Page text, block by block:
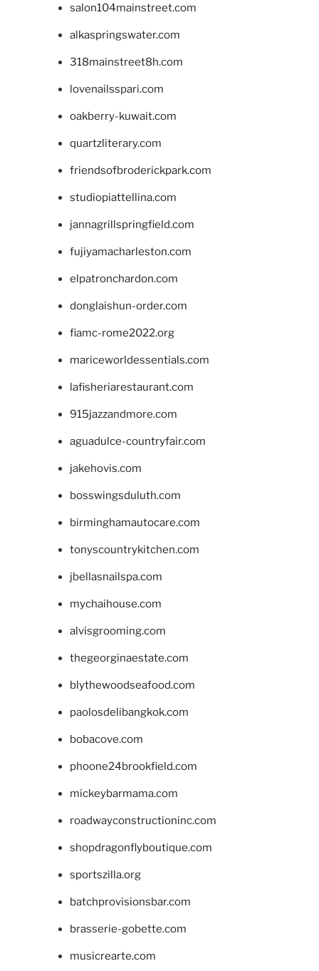
salon104mainstreet.com
alkaspringswater.com
318mainstreet8h.com
lovenailsspari.com
oakberry-kuwait.com
quartzliterary.com
friendsofbroderickpark.com
studiopiattellina.com
jannagrillspringfield.com
fujiyamacharleston.com
elpatronchardon.com
donglaishun-order.com
fiamc-rome2022.org
mariceworldessentials.com
lafisheriarestaurant.com
915jazzandmore.com
aguadulce-countryfair.com
jakehovis.com
bosswingsduluth.com
birminghamautocare.com
tonyscountrykitchen.com
jbellasnailspa.com
mychaihouse.com
alvisgrooming.com
thegeorginaestate.com
blythewoodseafood.com
paolosdelibangkok.com
bobacove.com
phoone24brookfield.com
mickeybarmama.com
roadwayconstructioninc.com
shopdragonflyboutique.com
sportszilla.org
batchprovisionsbar.com
brasserie-gobette.com
musicrearte.com